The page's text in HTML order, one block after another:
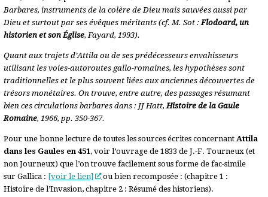
Barbares, instruments de la colère de Dieu mais sauvées aussi par
Dieu et surtout par ses évêques méritants (cf. M. Sot :Flodoard, un
historien et son Église, Fayard, 1993).
Quant aux trajets d’Attila ou de ses prédécesseurs envahisseurs
utilisant les voies-autoroutes gallo-romaines, les hypothèses sont
traditionnelles et le plus souvent liées aux anciennes découvertes de
trésors monétaires. On trouve, entre autre, des passages résumant
bien ces circulations barbares dans : JJ Hatt, Histoire de la Gaule
Romaine, 1966, pp. 350-367.
Pour une bonne lecture de toutes les sources écrites concernantAttila
dans les Gaules en 451, voir l’ouvrage de 1833 de J.-F. Tourneux (et
non Journeux) que l’on trouve facilement sous forme de fac-simile
sur Gallica : [voir le lien]
ou bien recomposée : (chapitre 1 :
Histoire de l’Invasion, chapitre 2 : Résumé des historiens).